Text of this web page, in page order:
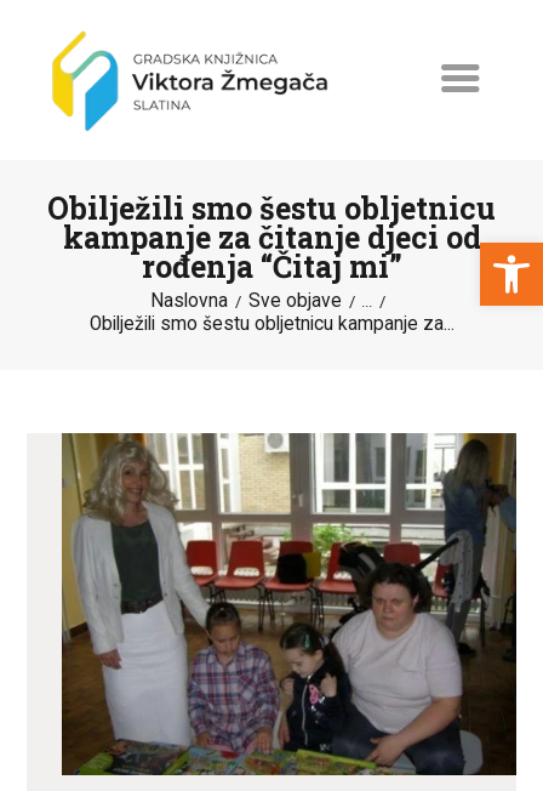
Open toolbar
Obilježili smo šestu obljetnicu
kampanje za čitanje djeci od
rođenja “Čitaj mi”
Naslovna Sve objave ...
Obilježili smo šestu obljetnicu kampanje za...
NASLOVNA
PROGRAMI I PROJEKTI
KATALOG
O KNJIŽNICI
ZA KORISNIKE
ODJELI
DOKUMENTI
KONTAKT